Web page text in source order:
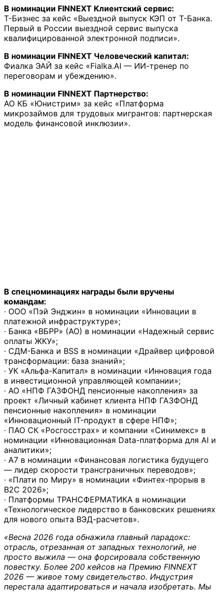
В номинации FINNEXT Клиентский сервис:
Т-Бизнес за кейс «Выездной выпуск КЭП от Т-Банка.
Первый в России выездной сервис выпуска
квалифицированной электронной подписи».
В номинации FINNEXT Человеческий капитал:
Фиалка ЭАЙ за кейс «Fialka.AI — ИИ-тренер по
переговорам и убеждению».
В номинации FINNEXT Партнерство:
АО КБ «Юнистрим» за кейс «Платформа
микрозаймов для трудовых мигрантов: партнерская
модель финансовой инклюзии».
В спецноминациях награды были вручены
командам:
· ООО «Пэй Энджин» в номинации «Инновации в
платежной инфраструктуре»;
· Банка «ВБРР» (АО) в номинации «Надежный сервис
оплаты ЖКУ»;
· СДМ-Банка и BSS в номинации «Драйвер цифровой
трансформации: база знаний»;
· УК «Альфа-Капитал» в номинации «Инновация года
в инвестиционной управляющей компании»;
· АО «НПФ ГАЗФОНД пенсионные накопления» за
проект «Личный кабинет клиента НПФ ГАЗФОНД
пенсионные накопления» в номинации
«Инновационный IT-продукт в сфере НПФ»;
· ПАО СК «Росгосстрах» и компании «Синимекс» в
номинации «Инновационная Data-платформа для AI и
аналитики»;
· А7 в номинации «Финансовая логистика будущего
— лидер скорости трансграничных переводов»;
· «Плати по Миру» в номинации «Финтех-прорыв в
B2C 2026»;
· Платформы ТРАНСФЕРМАТИКА в номинации
«Технологическое лидерство в банковских решениях
для нового опыта ВЭД-расчетов».
«Весна 2026 года обнажила главный парадокс:
отрасль, отрезанная от западных технологий, не
просто выжила — она форсировала собственную
повестку. Более 200 кейсов на Премию FINNEXT
2026 — живое тому свидетельство. Индустрия
перестала адаптироваться и начала изобретать. Мы